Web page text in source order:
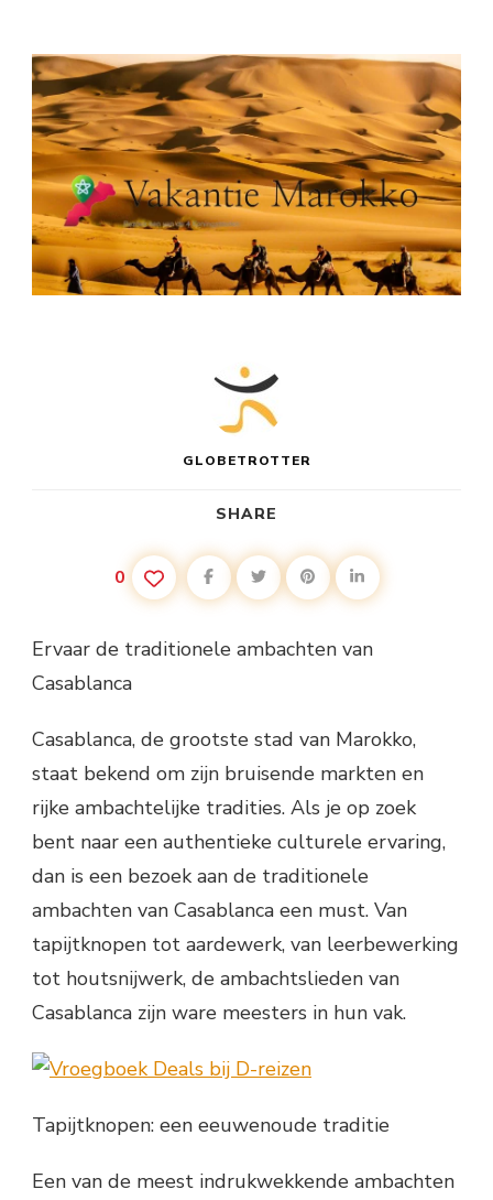
GLOBETROTTER
SHARE
0
Ervaar de traditionele ambachten van
Casablanca
Casablanca, de grootste stad van Marokko,
staat bekend om zijn bruisende markten en
rijke ambachtelijke tradities. Als je op zoek
bent naar een authentieke culturele ervaring,
dan is een bezoek aan de traditionele
ambachten van Casablanca een must. Van
tapijtknopen tot aardewerk, van leerbewerking
tot houtsnijwerk, de ambachtslieden van
Casablanca zijn ware meesters in hun vak.
Tapijtknopen: een eeuwenoude traditie
Een van de meest indrukwekkende ambachten